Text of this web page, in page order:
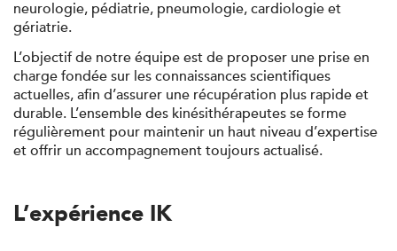
neurologie, pédiatrie, pneumologie, cardiologie et
gériatrie.
L’objectif de notre équipe est de proposer une prise en
charge fondée sur les connaissances scientifiques
actuelles, afin d’assurer une récupération plus rapide et
durable. L’ensemble des kinésithérapeutes se forme
régulièrement pour maintenir un haut niveau d’expertise
et offrir un accompagnement toujours actualisé.
L’expérience IK